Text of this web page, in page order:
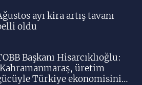
ayı kira artış tavanı
oldu
Başkanı Hisarcıklıoğlu:
üretim
Türkiye ekonomisinin